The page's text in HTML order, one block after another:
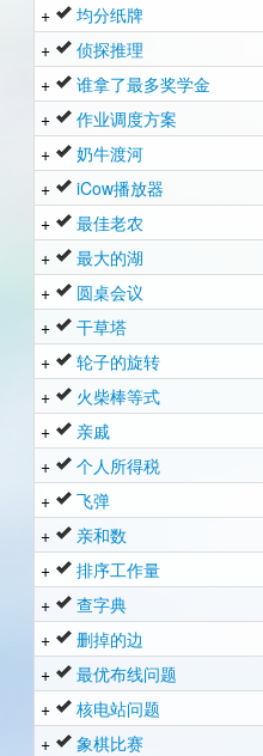
+
均分纸牌
+
侦探推理
+
谁拿了最多奖学金
+
作业调度方案
+
奶牛渡河
+
iCow播放器
+
最佳老农
+
最大的湖
+
圆桌会议
+
干草塔
+
轮子的旋转
+
火柴棒等式
+
亲戚
+
个人所得税
+
飞弹
+
亲和数
+
排序工作量
+
查字典
+
删掉的边
+
最优布线问题
+
核电站问题
+
象棋比赛